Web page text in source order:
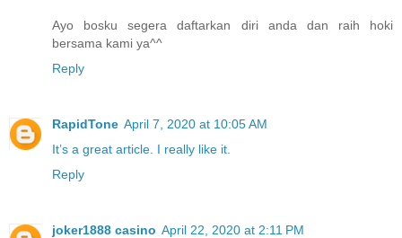
Ayo bosku segera daftarkan diri anda dan raih hoki
bersama kami ya^^
Reply
RapidTone April 7, 2020 at 10:05 AM
It’s a great article. I really like it.
Reply
joker1888 casino April 22, 2020 at 2:11 PM